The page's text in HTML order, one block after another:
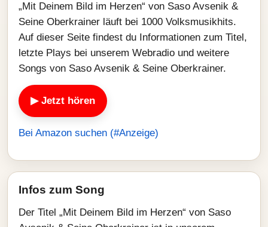
„Mit Deinem Bild im Herzen“ von Saso Avsenik &
Seine Oberkrainer läuft bei 1000 Volksmusikhits.
Auf dieser Seite findest du Informationen zum Titel,
letzte Plays bei unserem Webradio und weitere
Songs von Saso Avsenik & Seine Oberkrainer.
▶ Jetzt hören
Bei Amazon suchen (#Anzeige)
Infos zum Song
Der Titel „Mit Deinem Bild im Herzen“ von Saso